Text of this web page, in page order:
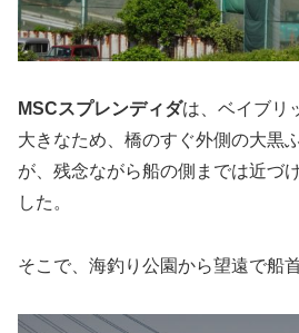
MSCスプレンディダは、ベイブリ
大きなため、橋のすぐ外側の大黒
が、残念ながら船の側までは近づ
した。
そこで、海釣り公園から望遠で船